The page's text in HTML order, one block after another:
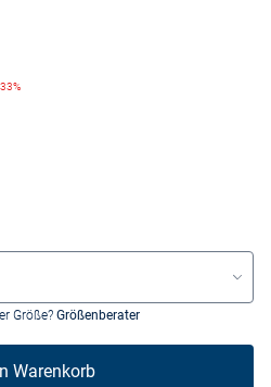
Größe? Größenberater
Warenkorb